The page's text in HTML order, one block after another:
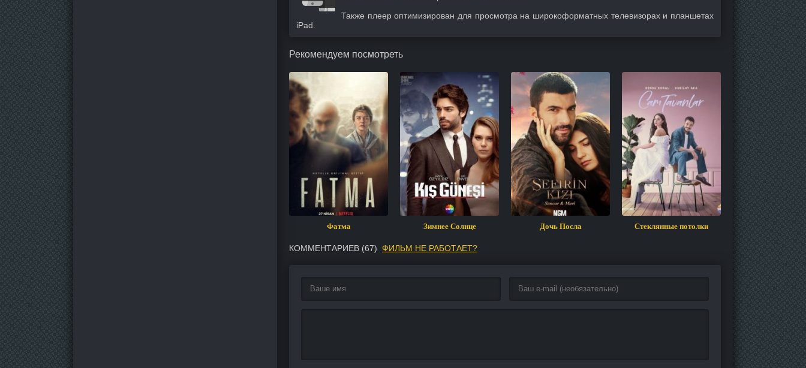
Также плеер оптимизирован для просмотра на широкоформатных телевизорах и планшетах
iPad.
Рекомендуем посмотреть
Фатма Зимнее Солнце Дочь Посла Стеклянные потолки Ничто
КОММЕНТАРИЕВ (67) ФИЛЬМ НЕ РАБОТАЕТ?